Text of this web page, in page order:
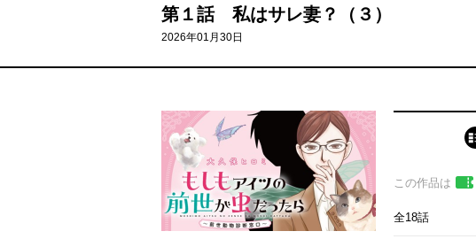
第１話 私はサレ妻？（３）
2026年01月30日
この作品は
全18話